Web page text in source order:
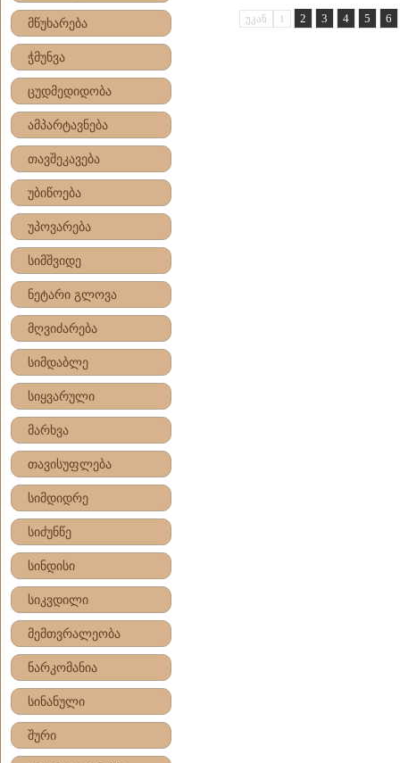
მწუხარება
ჭმუნვა
ცუდმედიდობა
ამპარტავნება
თავშეკავება
უბიწოება
უპოვარება
სიმშვიდე
ნეტარი გლოვა
მღვიძარება
სიმდაბლე
სიყვარული
მარხვა
თავისუფლება
სიმდიდრე
სიძუნწე
სინდისი
სიკვდილი
მემთვრალეობა
ნარკომანია
სინანული
შური
უკან 1 2 3 4 5 6